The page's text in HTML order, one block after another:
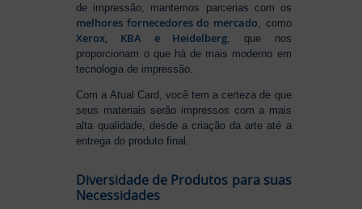
de impressão, mantemos parcerias com os
melhores fornecedores do mercado, como
Xerox, KBA e Heidelberg, que nos
proporcionam o que há de mais moderno em
tecnologia de impressão.
Com a Atual Card, você tem a certeza de que
seus materiais serão impressos com a mais
alta qualidade, desde a criação da arte até a
entrega do produto final.
Diversidade de Produtos para suas
Necessidades